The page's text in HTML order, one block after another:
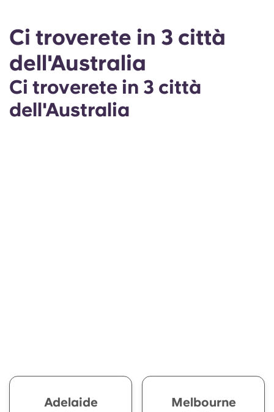
Ci troverete in 3 città
dell'Australia
Ci troverete in 3 città
dell'Australia
Adelaide Melbourne